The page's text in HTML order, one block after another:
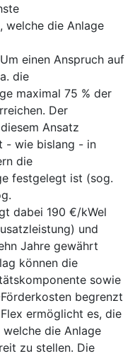
welche die Anlage
einen Anspruch auf
die
maximal 75 % der
Der
Ansatz
- wie bislang - in
die
festgelegt ist (sog.
dabei 190 €/kWel
und
Jahre gewährt
können die
sowie
begrenzt
ermöglicht es, die
welche die Anlage
zu stellen. Die